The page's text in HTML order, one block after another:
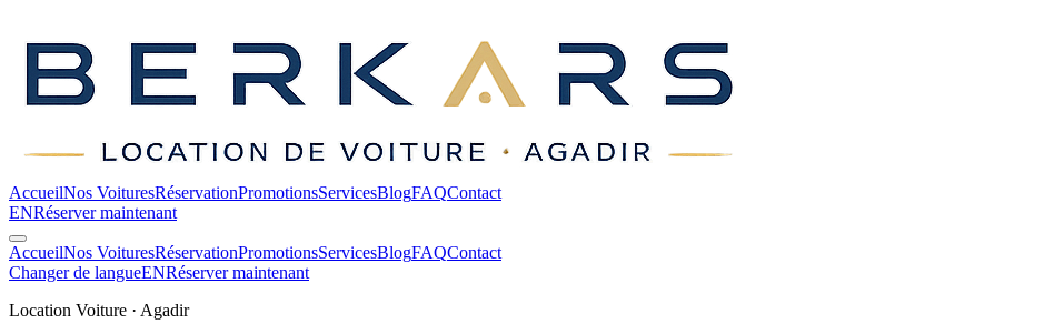
AccueilNos VoituresRéservationPromotionsServicesBlogFAQContact
ENRéserver maintenant
AccueilNos VoituresRéservationPromotionsServicesBlogFAQContact
Changer de langueENRéserver maintenant
Location Voiture · Agadir